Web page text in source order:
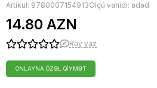
Artikul: 9780007154913Ölçü vahidi: ədəd
14.80 AZN
Rəy yaz
ONLAYNA ÖZƏL QIYMƏT